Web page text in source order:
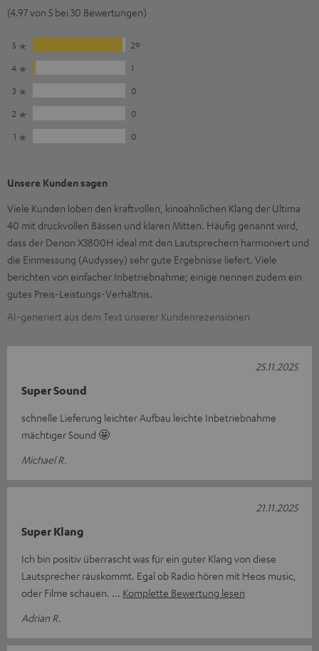
(4.97 von 5 bei 30 Bewertungen)
5
29
4
1
3
0
2
0
1
0
Unsere Kunden sagen
Viele Kunden loben den kraftvollen, kinoähnlichen Klang der Ultima
40 mit druckvollen Bässen und klaren Mitten. Häufig genannt wird,
dass der Denon X3800H ideal mit den Lautsprechern harmoniert und
die Einmessung (Audyssey) sehr gute Ergebnisse liefert. Viele
berichten von einfacher Inbetriebnahme; einige nennen zudem ein
gutes Preis-Leistungs-Verhältnis.
AI-generiert aus dem Text unserer Kundenrezensionen
Super Sound
schnelle Lieferung leichter Aufbau leichte Inbetriebnahme
mächtiger Sound 🤩
Michael R.
25.11.2025
Super Klang
Ich bin positiv überrascht was für ein guter Klang von diese
Lautsprecher rauskommt. Egal ob Radio hören mit Heos music,
oder Filme schauen.
Komplette Bewertung lesen
Adrian R.
21.11.2025